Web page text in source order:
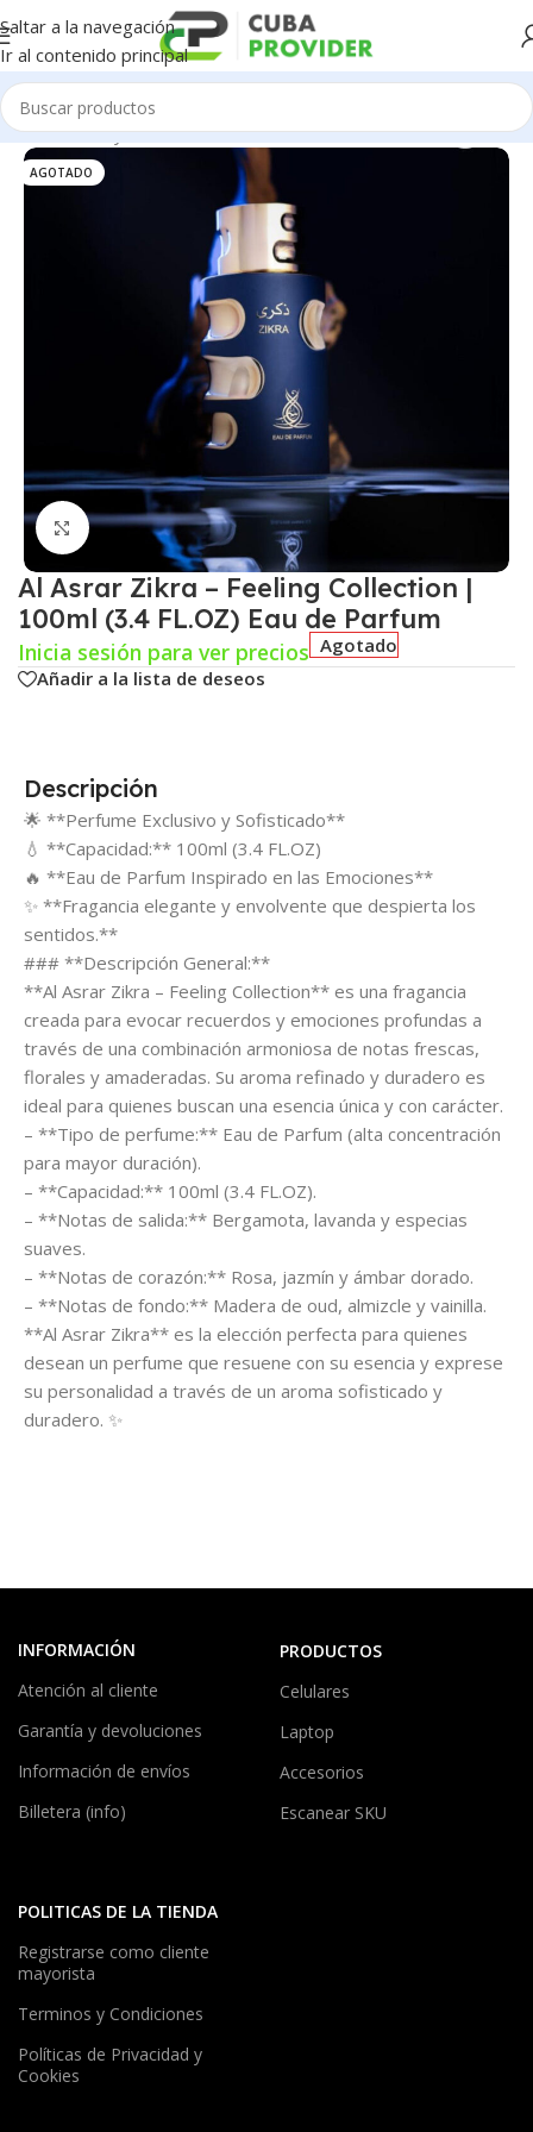
Saltar a la navegación
Ir al contenido principal
Inicio/Salud y Cuidado Personal/Perfumeria
AGOTADO
Click para agrandar
Al Asrar Zikra – Feeling Collection |
100ml (3.4 FL.OZ) Eau de Parfum
Inicia sesión para ver precios Agotado
Añadir a la lista de deseos
Descripción
🌟 **Perfume Exclusivo y Sofisticado**
💧 **Capacidad:** 100ml (3.4 FL.OZ)
🔥 **Eau de Parfum Inspirado en las Emociones**
✨ **Fragancia elegante y envolvente que despierta los
sentidos.**
### **Descripción General:**
**Al Asrar Zikra – Feeling Collection** es una fragancia
creada para evocar recuerdos y emociones profundas a
través de una combinación armoniosa de notas frescas,
florales y amaderadas. Su aroma refinado y duradero es
ideal para quienes buscan una esencia única y con carácter.
– **Tipo de perfume:** Eau de Parfum (alta concentración
para mayor duración).
– **Capacidad:** 100ml (3.4 FL.OZ).
– **Notas de salida:** Bergamota, lavanda y especias
suaves.
– **Notas de corazón:** Rosa, jazmín y ámbar dorado.
– **Notas de fondo:** Madera de oud, almizcle y vainilla.
**Al Asrar Zikra** es la elección perfecta para quienes
desean un perfume que resuene con su esencia y exprese
su personalidad a través de un aroma sofisticado y
duradero. ✨
INFORMACIÓN
Atención al cliente
Garantía y devoluciones
Información de envíos
Billetera (info)
PRODUCTOS
Celulares
Laptop
Accesorios
Escanear SKU
POLITICAS DE LA TIENDA
Registrarse como cliente
mayorista
Terminos y Condiciones
Políticas de Privacidad y
Cookies